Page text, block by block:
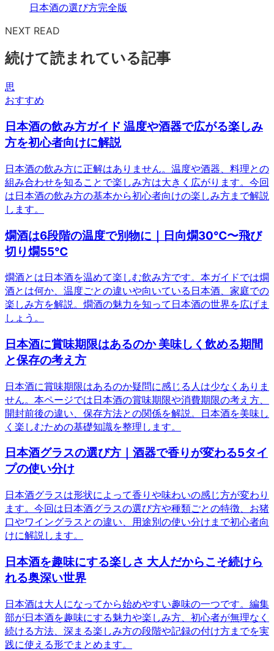
日本酒の選び方完全版
NEXT READ
続けて読まれている記事
思
おすすめ
日本酒の飲み方ガイド 温度や酒器で広がる楽しみ
方を初心者向けに解説
日本酒の飲み方に正解はありません。温度や酒器、料理との
組み合わせを知ることで楽しみ方は大きく広がります。今回
は日本酒の飲み方の基本から初心者向けの楽しみ方まで解説
します。
燗酒は6段階の温度で別物に｜日向燗30℃〜飛び
切り燗55℃
燗酒とは日本酒を温めて楽しむ飲み方です。本ガイドでは燗
酒とは何か、温度ごとの違いや向いている日本酒、家庭での
楽しみ方を解説。燗酒の魅力を知って日本酒の世界を広げま
しょう。
日本酒に賞味期限はあるのか 美味しく飲める期間
と保存の考え方
日本酒に賞味期限はあるのか疑問に感じる人は少なくありま
せん。本ページでは日本酒の賞味期限や消費期限の考え方、
開封前後の違い、保存方法との関係を解説。日本酒を美味し
く楽しむための基礎知識を整理します。
日本酒グラスの選び方｜酒器で香りが変わる5タイ
プの使い分け
日本酒グラスは形状によって香りや味わいの感じ方が変わり
ます。今回は日本酒グラスの選び方や種類ごとの特徴、お猪
口やワイングラスとの違い、用途別の使い分けまで初心者向
けに解説します。
日本酒を趣味にする楽しさ 大人だからこそ続けら
れる奥深い世界
日本酒は大人になってから始めやすい趣味の一つです。編集
部が日本酒を趣味にする魅力や楽しみ方、初心者が無理なく
続ける方法、深まる楽しみ方の段階や記録の付け方までを実
践に使える形でまとめます。